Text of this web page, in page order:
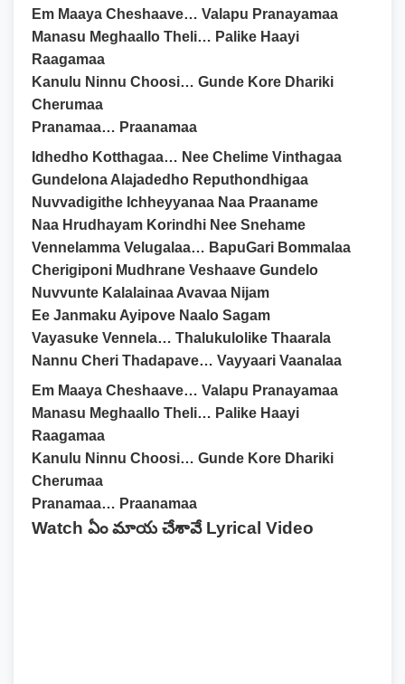
Em Maaya Cheshaave… Valapu Pranayamaa
Manasu Meghaallo Theli… Palike Haayi
Raagamaa
Kanulu Ninnu Choosi… Gunde Kore Dhariki
Cherumaa
Pranamaa… Praanamaa
Idhedho Kotthagaa… Nee Chelime Vinthagaa
Gundelona Alajadedho Reputhondhigaa
Nuvvadigithe Ichheyyanaa Naa Praaname
Naa Hrudhayam Korindhi Nee Snehame
Vennelamma Velugalaa… BapuGari Bommalaa
Cherigiponi Mudhrane Veshaave Gundelo
Nuvvunte Kalalainaa Avavaa Nijam
Ee Janmaku Ayipove Naalo Sagam
Vayasuke Vennela… Thalukulolike Thaarala
Nannu Cheri Thadapave… Vayyaari Vaanalaa
Em Maaya Cheshaave… Valapu Pranayamaa
Manasu Meghaallo Theli… Palike Haayi
Raagamaa
Kanulu Ninnu Choosi… Gunde Kore Dhariki
Cherumaa
Pranamaa… Praanamaa
Watch ఏం మాయ చేశావే Lyrical Video